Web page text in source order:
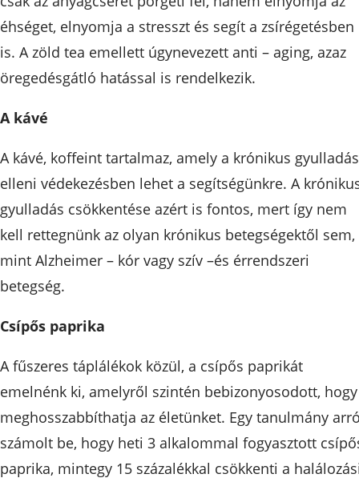
éhséget, elnyomja a stresszt és segít a zsírégetésben
is. A zöld tea emellett úgynevezett anti – aging, azaz
öregedésgátló hatással is rendelkezik.
A kávé
A kávé, koffeint tartalmaz, amely a krónikus gyulladás
elleni védekezésben lehet a segítségünkre. A
gyulladás csökkentése azért is fontos, mert így nem
kell rettegnünk az olyan krónikus betegségektől sem,
mint Alzheimer – kór vagy szív –és érrendszeri
betegség.
Csípős paprika
A fűszeres táplálékok közül, a csípős paprikát
emelnénk ki, amelyről szintén bebizonyosodott, hogy
meghosszabbíthatja az életünket. Egy tanulmány
számolt be, hogy heti 3 alkalommal fogyasztott
paprika, mintegy 15 százalékkal csökkenti a